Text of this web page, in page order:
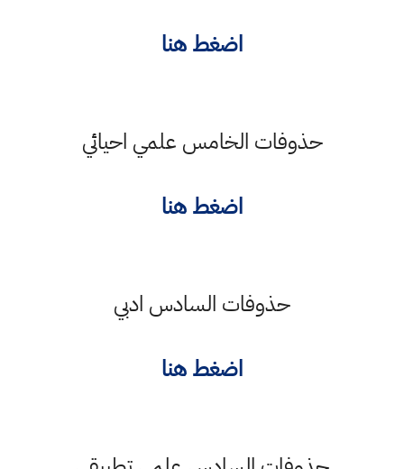
اضغط هنا
حذوفات الخامس علمي احيائي
اضغط هنا
حذوفات السادس ادبي
اضغط هنا